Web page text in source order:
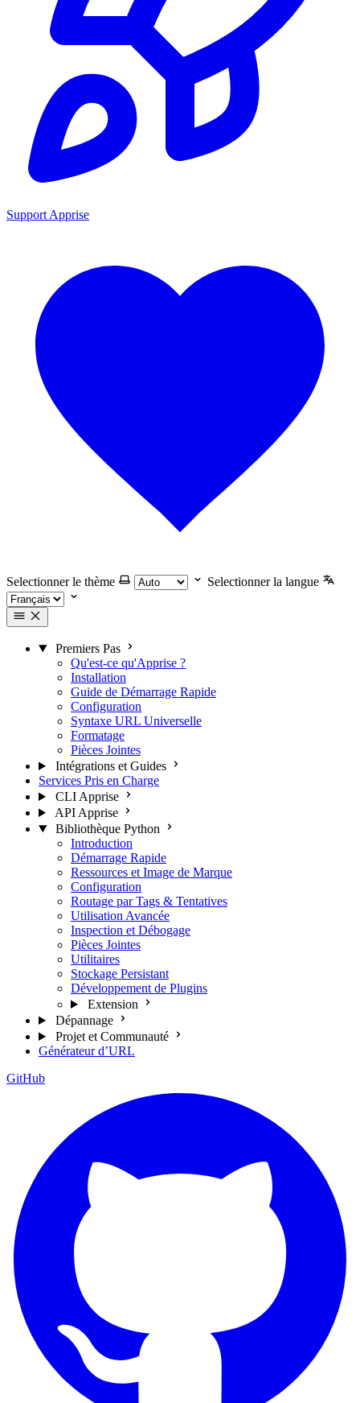
Support Apprise
Selectionner le thème Selectionner la langue
Premiers Pas
Qu'est-ce qu'Apprise ?
Installation
Guide de Démarrage Rapide
Configuration
Syntaxe URL Universelle
Formatage
Pièces Jointes
Intégrations et Guides
Services Pris en Charge
CLI Apprise
API Apprise
Bibliothèque Python
Introduction
Démarrage Rapide
Ressources et Image de Marque
Configuration
Routage par Tags & Tentatives
Utilisation Avancée
Inspection et Débogage
Pièces Jointes
Utilitaires
Stockage Persistant
Développement de Plugins
Extension
Dépannage
Projet et Communauté
Générateur d’URL
GitHub